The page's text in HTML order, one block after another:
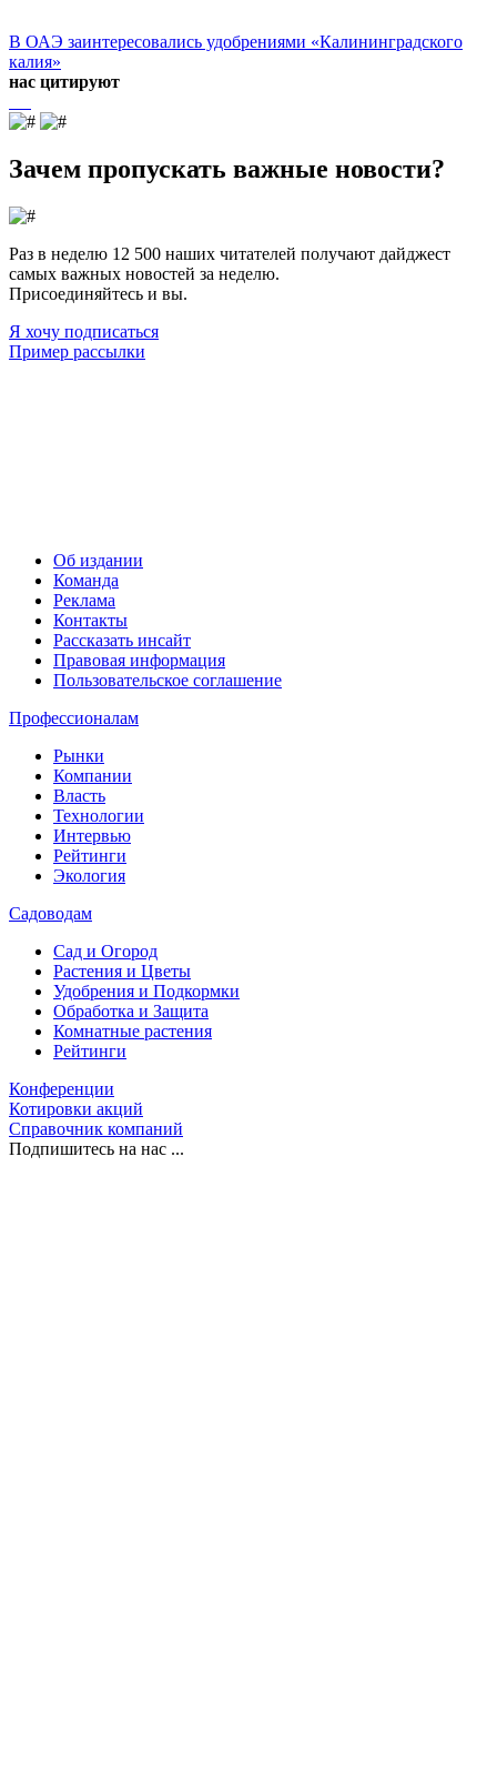
В ОАЭ заинтересовались удобрениями «Калининградского
калия»
нас цитируют
Зачем пропускать важные новости?
Раз в неделю 12 500 наших читателей получают дайджест
самых важных новостей за неделю.
Присоединяйтесь и вы.
Я хочу подписаться
Пример рассылки
Об издании
Команда
Реклама
Контакты
Рассказать инсайт
Правовая информация
Пользовательское соглашение
Профессионалам
Рынки
Компании
Власть
Технологии
Интервью
Рейтинги
Экология
Садоводам
Сад и Огород
Растения и Цветы
Удобрения и Подкормки
Обработка и Защита
Комнатные растения
Рейтинги
Конференции
Котировки акций
Справочник компаний
Подпишитесь на нас ...